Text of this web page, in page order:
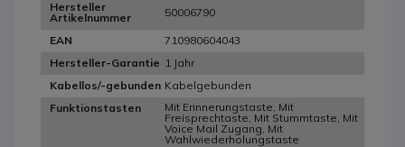
Hersteller
Artikelnummer
50006790
EAN
710980604043
Hersteller-Garantie 1 Jahr
Kabellos/-gebunden Kabelgebunden
Funktionstasten
Mit Erinnerungstaste, Mit
Freisprechtaste, Mit Stummtaste, Mit
Voice Mail Zugang, Mit
Wahlwiederholungstaste